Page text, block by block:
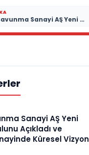
Açıkgöz Savunma Sanayi AŞ Yeni Yönetim Kurulunu Açıkladı ve Savunma Sanayinde Küresel Vizyon Vurgusu
Sanayi AŞ Yeni
Açıkladı ve
Küresel Vizyon